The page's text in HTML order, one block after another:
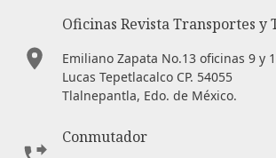
Oficinas Revista Transportes y
Emiliano Zapata No.13 oficinas 9 y
Lucas Tepetlacalco CP. 54055
Tlalnepantla, Edo. de México.
Conmutador